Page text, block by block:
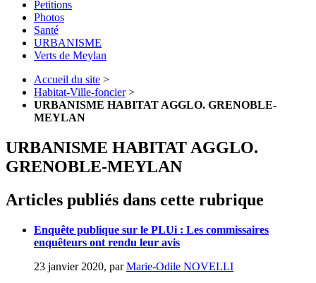
Petitions
Photos
Santé
URBANISME
Verts de Meylan
Accueil du site >
Habitat-Ville-foncier >
URBANISME HABITAT AGGLO. GRENOBLE-
MEYLAN
URBANISME HABITAT AGGLO.
GRENOBLE-MEYLAN
Articles publiés dans cette rubrique
Enquête publique sur le PLUi : Les commissaires
enquêteurs ont rendu leur avis
23 janvier 2020, parMarie-Odile NOVELLI